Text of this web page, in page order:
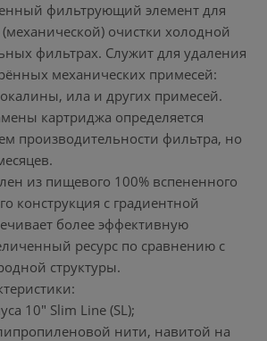
фильтрующий элемент для
очистки холодной
фильтрах. Служит для удаления
механических примесей:
ила и других примесей.
картриджа определяется
производительности фильтра, но
из пищевого 100% вспененного
конструкция с градиентной
более эффективную
ресурс по сравнению с
структуры.
10" Slim Line (SL);
нити, навитой на